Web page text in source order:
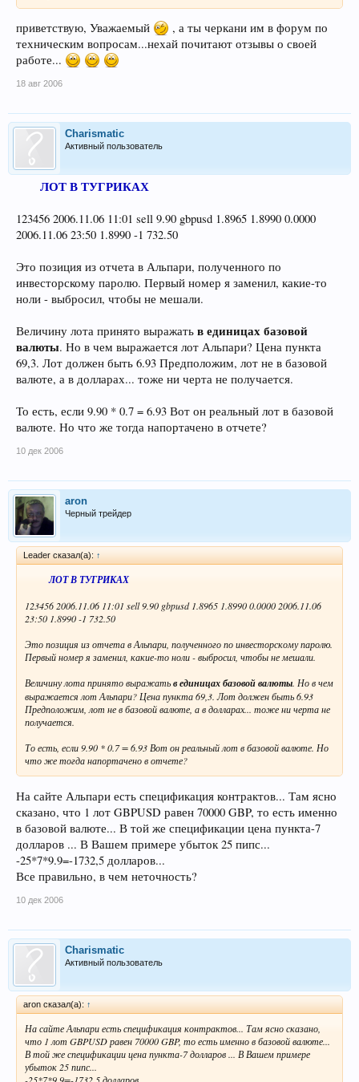
приветствую, Уважаемый
, а ты черкани им в форум по
техническим вопросам...нехай почитают отзывы о своей
работе...
18 авг 2006
Charismatic
Активный пользователь
ЛОТ В ТУГРИКАХ
123456 2006.11.06 11:01 sell 9.90 gbpusd 1.8965 1.8990 0.0000
2006.11.06 23:50 1.8990 -1 732.50
Это позиция из отчета в Альпари, полученного по
инвесторскому паролю. Первый номер я заменил, какие-то
ноли - выбросил, чтобы не мешали.
Величину лота принято выражать в единицах базовой
валюты. Но в чем выражается лот Альпари? Цена пункта
69,3. Лот должен быть 6.93 Предположим, лот не в базовой
валюте, а в долларах... тоже ни черта не получается.
То есть, если 9.90 * 0.7 = 6.93 Вот он реальный лот в базовой
валюте. Но что же тогда напортачено в отчете?
10 дек 2006
aron
Черный трейдер
Leader сказал(а): ↑
ЛОТ В ТУГРИКАХ
123456 2006.11.06 11:01 sell 9.90 gbpusd 1.8965 1.8990 0.0000 2006.11.06
23:50 1.8990 -1 732.50
Это позиция из отчета в Альпари, полученного по инвесторскому паролю.
Первый номер я заменил, какие-то ноли - выбросил, чтобы не мешали.
Величину лота принято выражатьв единицах базовой валюты. Но в чем
выражается лот Альпари? Цена пункта 69,3. Лот должен быть 6.93
Предположим, лот не в базовой валюте, а в долларах... тоже ни черта не
получается.
То есть, если 9.90 * 0.7 = 6.93 Вот он реальный лот в базовой валюте. Но
что же тогда напортачено в отчете?
На сайте Альпари есть спецификация контрактов... Там ясно
сказано, что 1 лот GBPUSD равен 70000 GBP, то есть именно
в базовой валюте... В той же спецификации цена пункта-7
долларов ... В Вашем примере убыток 25 пипс...
-25*7*9.9=-1732,5 долларов...
Все правильно, в чем неточность?
10 дек 2006
Charismatic
Активный пользователь
aron сказал(а): ↑
На сайте Альпари есть спецификация контрактов... Там ясно сказано,
что 1 лот GBPUSD равен 70000 GBP, то есть именно в базовой валюте...
В той же спецификации цена пункта-7 долларов ... В Вашем примере
убыток 25 пипс...